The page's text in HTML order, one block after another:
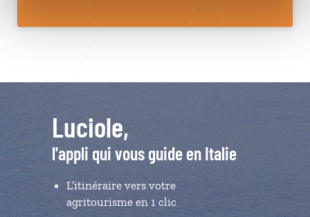
Luciole,
l'appli qui vous guide en Italie
L’itinéraire vers votre
agritourisme en 1 clic